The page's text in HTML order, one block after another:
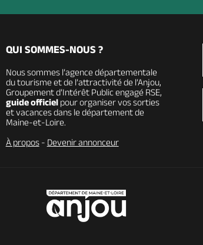
QUI SOMMES-NOUS ?
Nous sommes l’agence départementale
du tourisme et de l’attractivité de l’Anjou,
Groupement d’Intérêt Public engagé RSE,
guide officielpour organiser vos sorties
et vacances dans le département de
Maine-et-Loire.
À propos- Devenir annonceur